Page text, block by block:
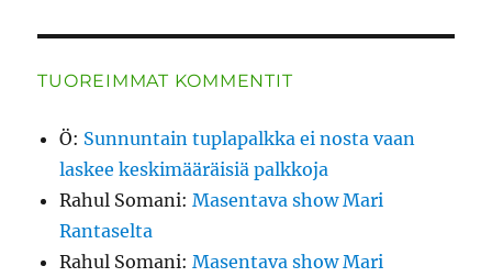
TUOREIMMAT KOMMENTIT
Ö: Sunnuntain tuplapalkka ei nosta vaan
laskee keskimääräisiä palkkoja
Rahul Somani:Masentava show Mari
Rantaselta
Rahul Somani:Masentava show Mari